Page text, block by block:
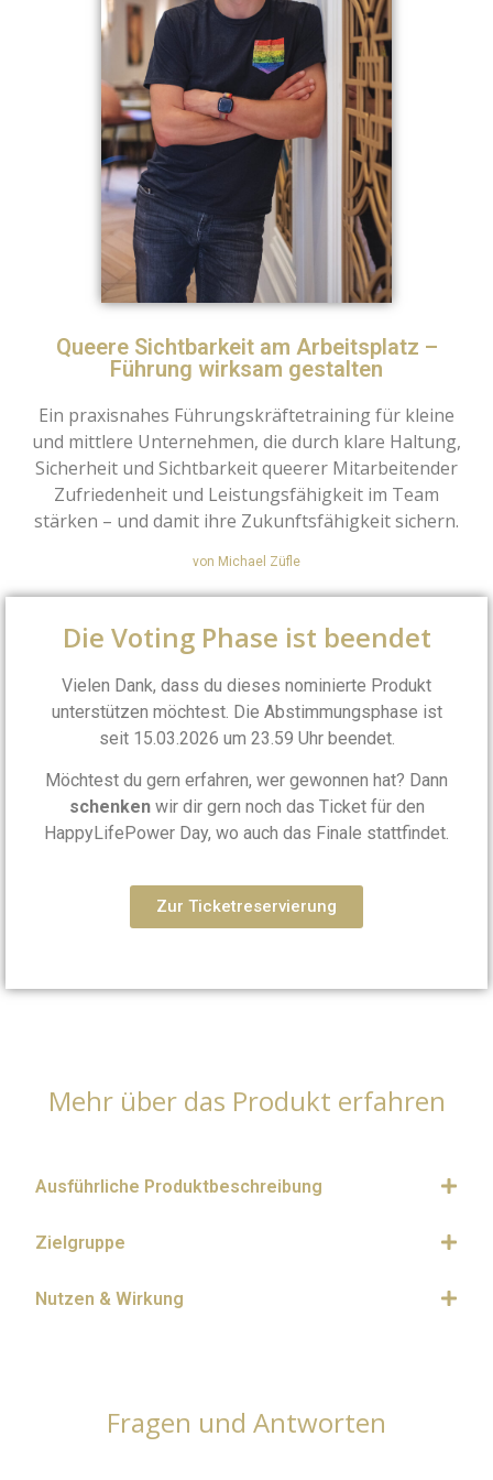
Queere Sichtbarkeit am Arbeitsplatz –
Führung wirksam gestalten
Ein praxisnahes Führungskräftetraining für kleine
und mittlere Unternehmen, die durch klare Haltung,
Sicherheit und Sichtbarkeit queerer Mitarbeitender
Zufriedenheit und Leistungsfähigkeit im Team
stärken – und damit ihre Zukunftsfähigkeit sichern.
von Michael Züfle
Die Voting Phase ist beendet
Vielen Dank, dass du dieses nominierte Produkt
unterstützen möchtest. Die Abstimmungsphase ist
seit 15.03.2026 um 23.59 Uhr beendet.
Möchtest du gern erfahren, wer gewonnen hat? Dann
schenkenwir dir gern noch das Ticket für den
HappyLifePower Day, wo auch das Finale stattfindet.
Zur Ticketreservierung
Mehr über das Produkt erfahren
Ausführliche Produktbeschreibung
Zielgruppe
Nutzen & Wirkung
Fragen und Antworten